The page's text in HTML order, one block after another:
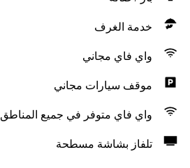
خدمة الغرف
واي فاي مجاني
موقف سيارات مجاني
واي فاي متوفر في جميع المناطق
تلفاز بشاشة مسطحة